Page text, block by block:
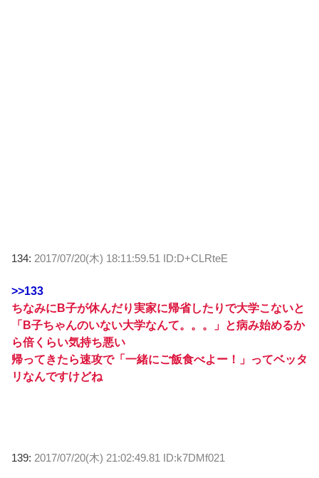
134: 2017/07/20(木) 18:11:59.51 ID:D+CLRteE
>>133
ちなみにB子が休んだり実家に帰省したりで大学こないと
「B子ちゃんのいない大学なんて。。。」と病み始めるか
ら倍くらい気持ち悪い
帰ってきたら速攻で「一緒にご飯食べよー！」ってベッタ
リなんですけどね
139: 2017/07/20(木) 21:02:49.81 ID:k7DMf021